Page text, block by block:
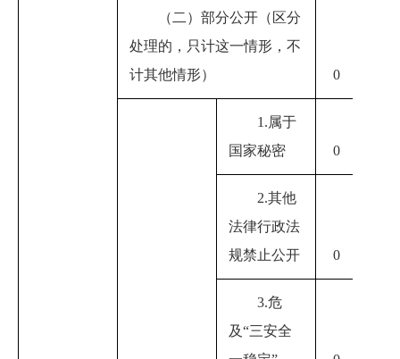
（二）部分公开 （区分
处理的，只计这一情形，不
计其他情形）
0
1.属于
国家秘密
0
2.其他
法律行政法
规禁止公开
0
3.危
及“三安全